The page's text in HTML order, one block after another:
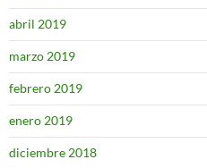
abril 2019
marzo 2019
febrero 2019
enero 2019
diciembre 2018